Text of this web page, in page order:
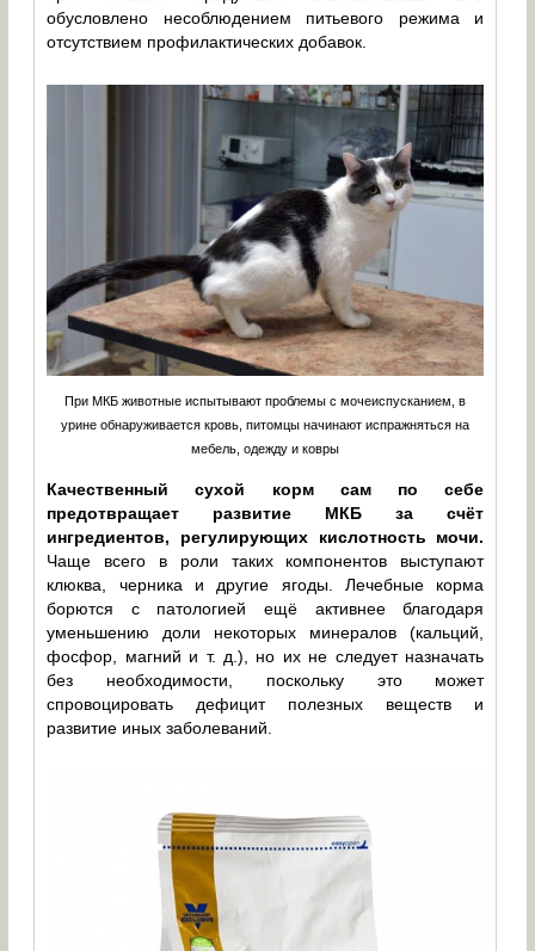
обусловлено несоблюдением питьевого режима и
отсутствием профилактических добавок.
При МКБ животные испытывают проблемы с мочеиспусканием, в
урине обнаруживается кровь, питомцы начинают испражняться на
мебель, одежду и ковры
Качественный сухой корм сам по себе
предотвращает развитие МКБ за счёт
ингредиентов, регулирующих кислотность мочи.
Чаще всего в роли таких компонентов выступают
клюква, черника и другие ягоды. Лечебные корма
борются с патологией ещё активнее благодаря
уменьшению доли некоторых минералов (кальций,
фосфор, магний и т. д.), но их не следует назначать
без необходимости, поскольку это может
спровоцировать дефицит полезных веществ и
развитие иных заболеваний.